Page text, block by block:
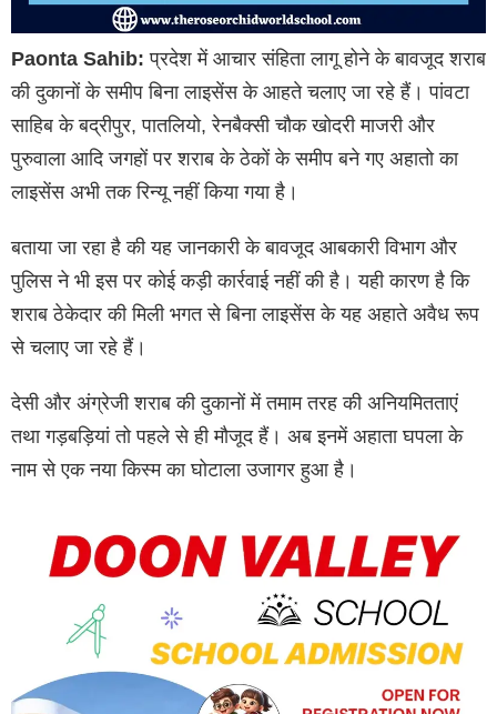
Paonta Sahib: प्रदेश में आचार संहिता लागू होने के बावजूद शराब
की दुकानों के समीप बिना लाइसेंस के आहते चलाए जा रहे हैं। पांवटा
साहिब के बद्रीपुर, पातलियो, रेनबैक्सी चौक खोदरी माजरी और
पुरुवाला आदि जगहों पर शराब के ठेकों के समीप बने गए अहातो का
लाइसेंस अभी तक रिन्यू नहीं किया गया है।
बताया जा रहा है की यह जानकारी के बावजूद आबकारी विभाग और
पुलिस ने भी इस पर कोई कड़ी कार्रवाई नहीं की है। यही कारण है कि
शराब ठेकेदार की मिली भगत से बिना लाइसेंस के यह अहाते अवैध रूप
से चलाए जा रहे हैं।
देसी और अंग्रेजी शराब की दुकानों में तमाम तरह की अनियमितताएं
तथा गड़बड़ियां तो पहले से ही मौजूद हैं। अब इनमें अहाता घपला के
नाम से एक नया किस्म का घोटाला उजागर हुआ है।